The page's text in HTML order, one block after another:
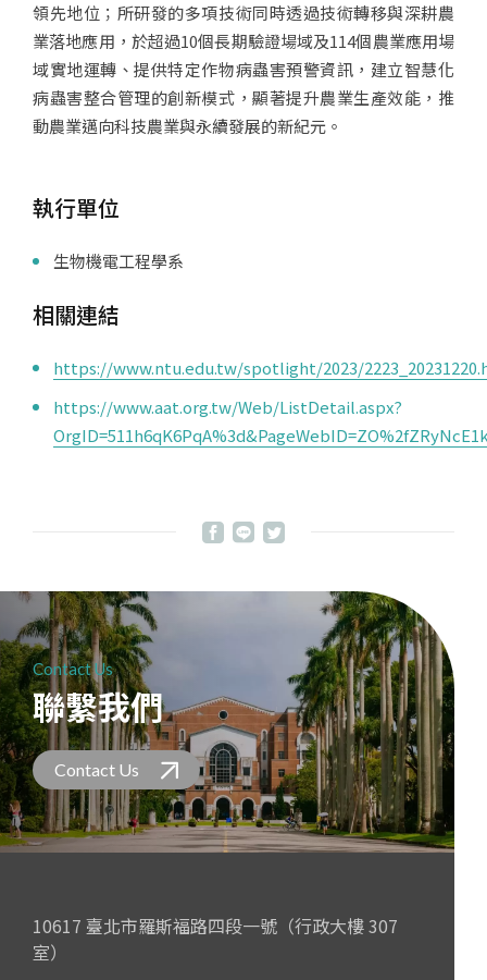
領先地位；所研發的多項技術同時透過技術轉移與深耕農
業落地應用，於超過10個長期驗證場域及114個農業應用場
域實地運轉、提供特定作物病蟲害預警資訊，建立智慧化
病蟲害整合管理的創新模式，顯著提升農業生產效能，推
動農業邁向科技農業與永續發展的新紀元。
執行單位
生物機電工程學系
相關連結
https://www.ntu.edu.tw/spotlight/2023/
https://www.aat.org.tw/Web/ListDetail.aspx?
Contact Us
聯繫我們
Contact Us
10617 臺北市羅斯福路四段一號（行政大樓 307
室）